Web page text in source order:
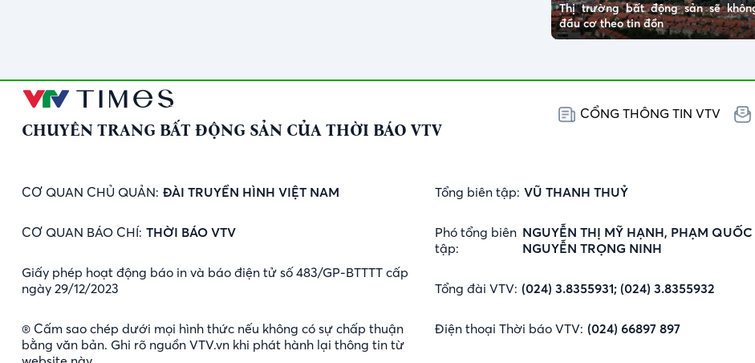
Thị trường bất động sản sẽ
đầu cơ theo tin đồn
CHUYÊN TRANG BẤT ĐỘNG SẢN CỦA THỜI BÁO VTV
CỔNG THÔNG TIN VTV
CƠ QUAN CHỦ QUẢN: ĐÀI TRUYỀN HÌNH VIỆT NAM
CƠ QUAN BÁO CHÍ: THỜI BÁO VTV
Giấy phép hoạt động báo in và báo điện tử số 483/GP-BTTTT cấp
ngày 29/12/2023
® Cấm sao chép dưới mọi hình thức nếu không có sự chấp thuận
bằng văn bản. Ghi rõ nguồn VTV.vn khi phát hành lại thông tin từ
Tổng biên tập: VŨ THANH THUỶ
Phó tổng biên
tập:
NGUYỄN THỊ MỸ HẠNH, PHẠM QUỐC
NGUYỄN TRỌNG NINH
Tổng đài VTV: (024) 3.8355931; (024) 3.8355932
Điện thoại Thời báo VTV: (024) 66897 897